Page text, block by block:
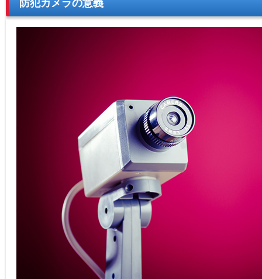
防犯カメラの意義